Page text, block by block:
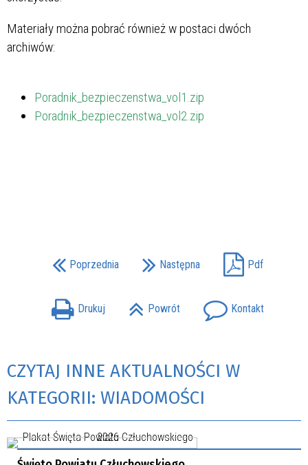
Materiały można pobrać również w postaci dwóch
archiwów:
Poradnik_bezpieczenstwa_vol1.zip
Poradnik_bezpieczenstwa_vol2.zip
Poprzednia Następna Pdf
Drukuj Powrót Kontakt
CZYTAJ INNE AKTUALNOŚCI W
KATEGORII: WIADOMOŚCI